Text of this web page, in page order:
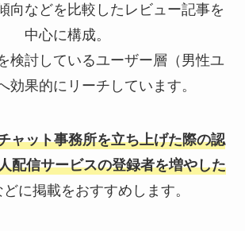
向などを比較したレビュー記事を
中心に構成。
検討しているユーザー層（男性ユ
効果的にリーチしています。
ャット事務所を立ち上げた際の認
配信サービスの登録者を増やした
に掲載をおすすめします。